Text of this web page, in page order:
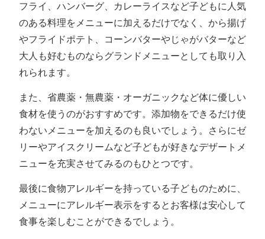
フライ、ハンバーグ、カレーライスなど子どもに人気
のある料理をメニューに加えるだけでなく、から揚げ
やフライドポテト、コーンバターやじゃがバターなど
大人も好むものならグランドメニューとしても取り入
れられます。
また、省農薬・無農薬・オーガニックなど体に優しい
食材を使うのがおすすめです。添加物をできるだけ使
わないメニューを加えるのも良いでしょう。さらにゼ
リーやアイスクリームなど子どもが好きなデザートメ
ニューを充実させてみるのもひとつです。
最後に食物アレルギーを持っている子どものために、
メニューにアレルギー表示をするとお客様は安心して
食事を楽しむことができるでしょう。